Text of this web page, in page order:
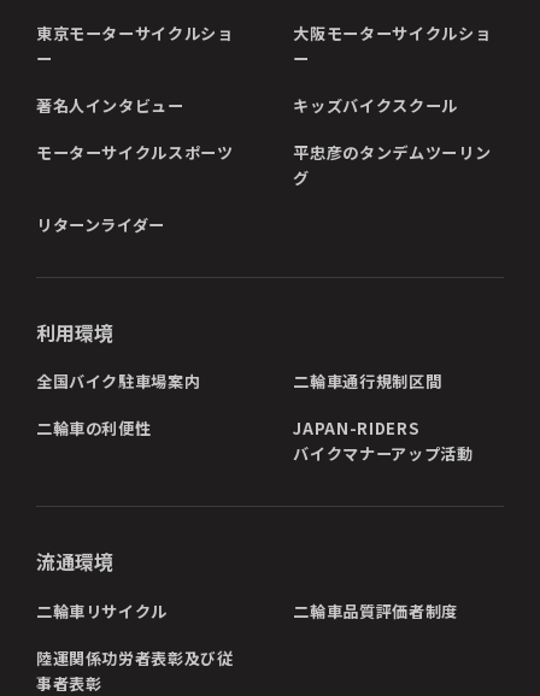
東京モーターサイクルショ
ー
大阪モーターサイクルショ
ー
著名人インタビュー キッズバイクスクール
モーターサイクルスポーツ
平忠彦のタンデムツーリン
グ
リターンライダー
利用環境
全国バイク駐車場案内 二輪車通行規制区間
二輪車の利便性
JAPAN-RIDERS
バイクマナーアップ活動
流通環境
二輪車リサイクル 二輪車品質評価者制度
陸運関係功労者表彰及び従
事者表彰